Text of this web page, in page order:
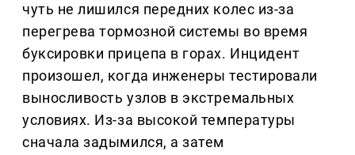
чуть не лишился передних колес из-за
перегрева тормозной системы во время
буксировки прицепа в горах. Инцидент
произошел, когда инженеры тестировали
выносливость узлов в экстремальных
условиях. Из-за высокой температуры
сначала задымился, а затем